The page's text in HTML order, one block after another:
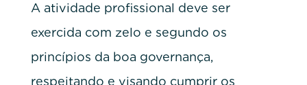
A atividade profissional deve ser
exercida com zelo e segundo os
princípios da boa governança,
respeitando e visando cumprir os